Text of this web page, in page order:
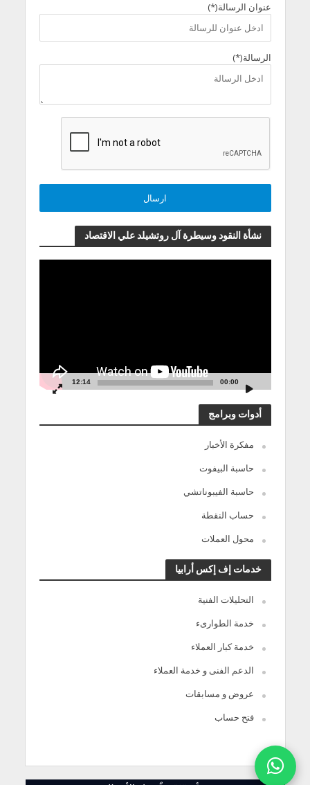
عنوان الرسالة(*)
الرسالة(*)
نشأة النقود وسيطرة آل روتشيلد علي الاقتصاد
00:00
12:14
أدوات وبرامج
مفكرة الأخبار
حاسبة البيفوت
حاسبة الفيبوناتشي
حساب النقطة
محول العملات
خدمات إف إكس أرابيا
التحليلات الفنية
خدمة الطوارىء
خدمة كبار العملاء
الدعم الفنى و خدمة العملاء
عروض و مسابقات
فتح حساب